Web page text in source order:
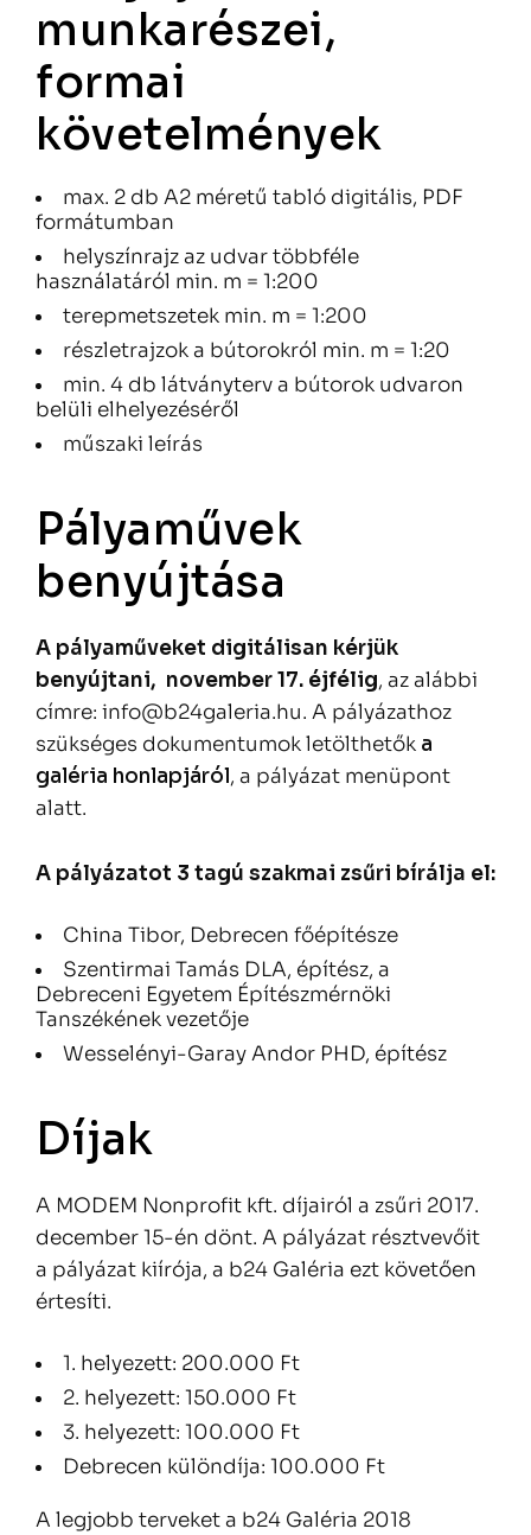
munkarészei,
formai
követelmények
max. 2 db A2 méretű tabló digitális, PDF
formátumban
helyszínrajz az udvar többféle
használatáról min. m = 1:200
terepmetszetek min. m = 1:200
részletrajzok a bútorokról min. m = 1:20
min. 4 db látványterv a bútorok udvaron
belüli elhelyezéséről
műszaki leírás
Pályaművek
benyújtása
A pályaműveket digitálisan kérjük
benyújtani, november 17. éjfélig, az alábbi
címre: info@b24galeria.hu. A pályázathoz
szükséges dokumentumok letölthetők a
galéria honlapjáról, a pályázat menüpont
alatt.
A pályázatot 3 tagú szakmai zsűri bírálja el:
China Tibor, Debrecen főépítésze
Szentirmai Tamás DLA, építész, a
Debreceni Egyetem Építészmérnöki
Tanszékének vezetője
Wesselényi-Garay Andor PHD, építész
Díjak
A MODEM Nonprofit kft. díjairól a zsűri 2017.
december 15-én dönt. A pályázat résztvevőit
a pályázat kiírója, a b24 Galéria ezt követően
értesíti.
1. helyezett: 200.000 Ft
2. helyezett: 150.000 Ft
3. helyezett: 100.000 Ft
Debrecen különdíja: 100.000 Ft
A legjobb terveket a b24 Galéria 2018